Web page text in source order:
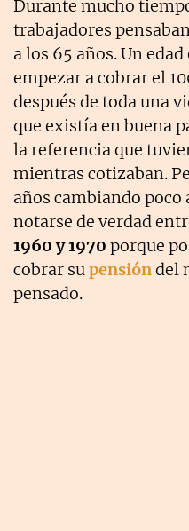
Durante mucho
trabajadores
a los 65 años. Un
empezar a cobrar el
después de toda una
que existía en buena
la referencia que
mientras cotizaban.
años cambiando poco
notarse de verdad
1960 y 1970 porque
cobrar supensióndel
pensado.